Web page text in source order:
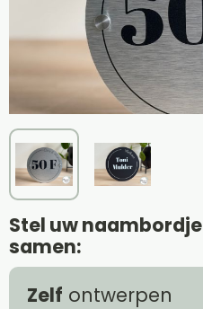
Stel uw naambordje
samen:
Zelf ontwerpen